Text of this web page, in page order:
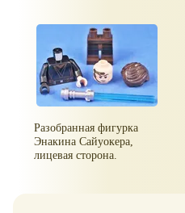
Разобранная фигурка
Энакина Сайуокера,
лицевая сторона.